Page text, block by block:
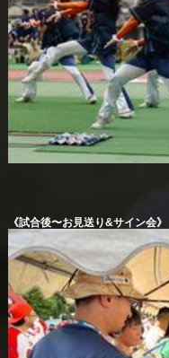
《試合後〜お見送り&サイン会》